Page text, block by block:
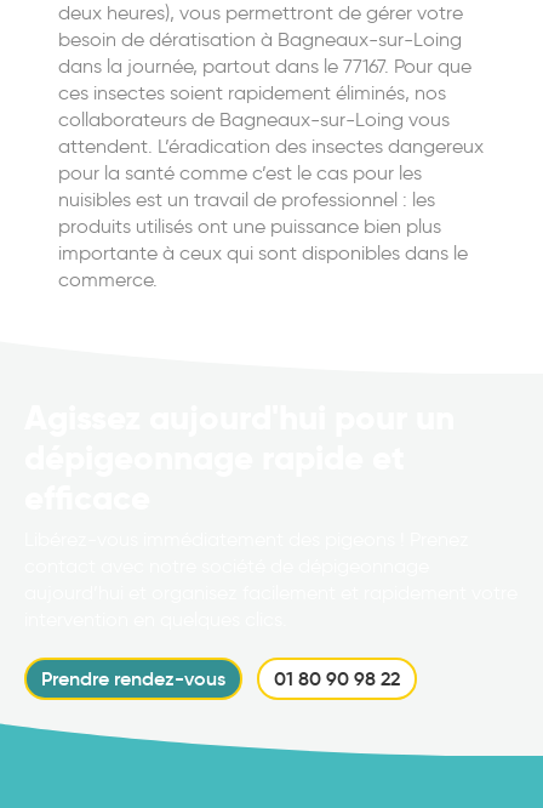
deux heures), vous permettront de gérer votre
besoin de dératisation à Bagneaux-sur-Loing
dans la journée, partout dans le 77167. Pour que
ces insectes soient rapidement éliminés, nos
collaborateurs de Bagneaux-sur-Loing vous
attendent. L’éradication des insectes dangereux
pour la santé comme c’est le cas pour les
nuisibles est un travail de professionnel : les
produits utilisés ont une puissance bien plus
importante à ceux qui sont disponibles dans le
commerce.
Prendre rendez-vous 01 80 90 98 22